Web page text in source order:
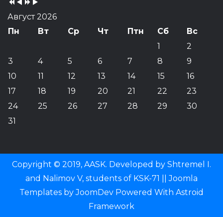
Август 2026
Пн
Вт Ср Чт Птн Сб
Вс
1
2
3
4 5 6 7 8
9
10
11 12 13 14 15
16
17
18 19 20 21 22
23
24
25 26 27 28 29
30
31
Copyright © 2019, AASK. Developed by Shtremel I.
and Nalimov V, students of KSK-71 ||Joomla
Templates byJoomDev Powered With Astroid
Framework